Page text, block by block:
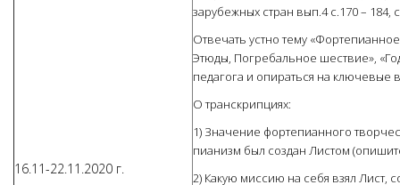
16.11-22.11.2020 г.
зарубежных стран вып.4 с.170 – 184,
Отвечать устно тему
Этюды, Погребальное шествие»,
педагога и опираться на ключевые
О транскрипциях:
1) Значение фортепианного
пианизм был создан Листом
2) Какую миссию на себя взял Лист,